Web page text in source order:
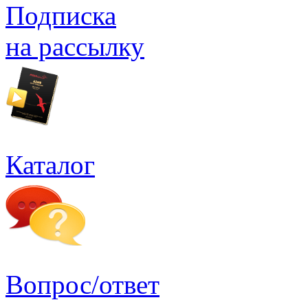
Подписка
на рассылку
Каталог
Вопрос/ответ